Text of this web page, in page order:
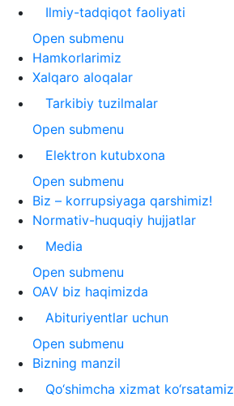
Ilmiy-tadqiqot faoliyati
Open submenu
Hamkorlarimiz
Xalqaro aloqalar
Tarkibiy tuzilmalar
Open submenu
Elektron kutubxona
Open submenu
Biz – korrupsiyaga qarshimiz!
Normativ-huquqiy hujjatlar
Media
Open submenu
OAV biz haqimizda
Abituriyentlar uchun
Open submenu
Bizning manzil
Qo‘shimcha xizmat ko‘rsatamiz